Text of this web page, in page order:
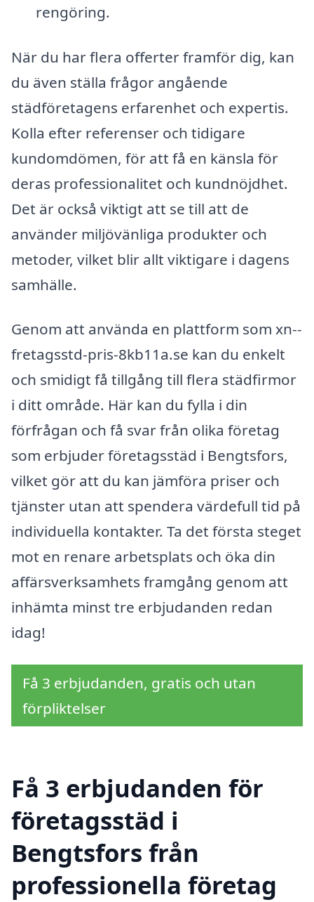
rengöring.
När du har flera offerter framför dig, kan
du även ställa frågor angående
städföretagens erfarenhet och expertis.
Kolla efter referenser och tidigare
kundomdömen, för att få en känsla för
deras professionalitet och kundnöjdhet.
Det är också viktigt att se till att de
använder miljövänliga produkter och
metoder, vilket blir allt viktigare i dagens
samhälle.
Genom att använda en plattform som xn--
fretagsstd-pris-8kb11a.se kan du enkelt
och smidigt få tillgång till flera städfirmor
i ditt område. Här kan du fylla i din
förfrågan och få svar från olika företag
som erbjuder företagsstäd i Bengtsfors,
vilket gör att du kan jämföra priser och
tjänster utan att spendera värdefull tid på
individuella kontakter. Ta det första steget
mot en renare arbetsplats och öka din
affärsverksamhets framgång genom att
inhämta minst tre erbjudanden redan
idag!
Få 3 erbjudanden, gratis och utan
förpliktelser
Få 3 erbjudanden för
företagsstäd i
Bengtsfors från
professionella företag